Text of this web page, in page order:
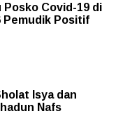
Covid-19 di
Pemudik Positif
Isya dan
Nafs